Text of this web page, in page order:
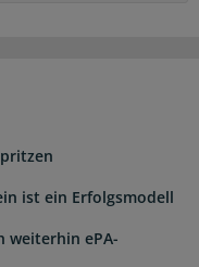
ist ein Erfolgsmodell
weiterhin ePA-